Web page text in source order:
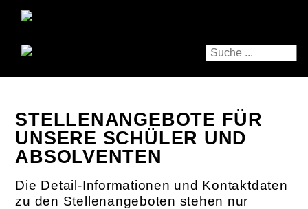
STELLENANGEBOTE FÜR
UNSERE SCHÜLER UND
ABSOLVENTEN
Die Detail-Informationen und Kontaktdaten
zu den Stellenangeboten stehen nur